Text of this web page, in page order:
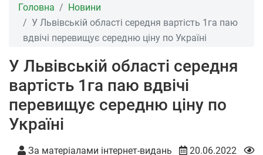
Головна
Новини
У Львівській області середня вартість 1га паю
вдвічі перевищує середню ціну по Україні
У Львівській області середня
вартість 1га паю вдвічі
перевищує середню ціну по
Україні
За матеріалами інтернет-видань
20.06.2022